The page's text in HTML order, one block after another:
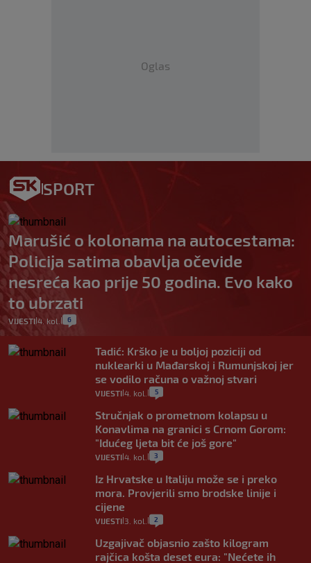
Oglas
SPORT
Marušić o kolonama na autocestama:
Policija satima obavlja očevide
nesreća kao prije 50 godina. Evo kako
to ubrzati
VIJESTI 4. kol. 6
Tadić: Krško je u boljoj poziciji od
nuklearki u Mađarskoj i Rumunjskoj jer
se vodilo računa o važnoj stvari
VIJESTI 4. kol. 5
Stručnjak o prometnom kolapsu u
Konavlima na granici s Crnom Gorom:
"Idućeg ljeta bit će još gore"
VIJESTI 4. kol. 3
Iz Hrvatske u Italiju može se i preko
mora. Provjerili smo brodske linije i
cijene
VIJESTI 3. kol. 2
Uzgajivač objasnio zašto kilogram
rajčica košta deset eura: "Nećete ih